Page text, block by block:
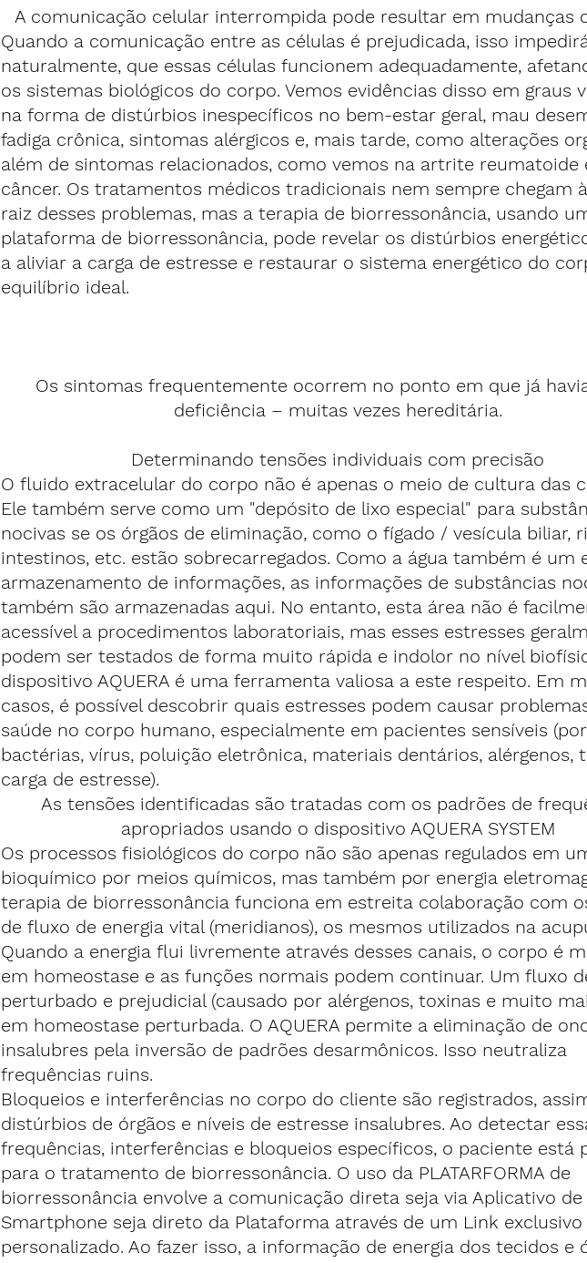
A comunicação celular interrompida pode resultar em mudanças
Quando a comunicação entre as células é prejudicada, isso
naturalmente, que essas células funcionem adequadamente,
os sistemas biológicos do corpo. Vemos evidências disso em graus
na forma de distúrbios inespecíficos no bem-estar geral, mau
fadiga crônica, sintomas alérgicos e, mais tarde, como alterações
além de sintomas relacionados, como vemos na artrite reumatoide
câncer. Os tratamentos médicos tradicionais nem sempre chegam
raiz desses problemas, mas a terapia de biorressonância, usando
plataforma de biorressonância, pode revelar os distúrbios
a aliviar a carga de estresse e restaurar o sistema energético do
equilíbrio ideal.
Os sintomas frequentemente ocorrem no ponto em que já
deficiência – muitas vezes hereditária.
Determinando tensões individuais com precisão
O fluido extracelular do corpo não é apenas o meio de cultura das
Ele também serve como um "depósito de lixo especial" para
nocivas se os órgãos de eliminação, como o fígado / vesícula biliar,
intestinos, etc. estão sobrecarregados. Como a água também é um
armazenamento de informações, as informações de substâncias
também são armazenadas aqui. No entanto, esta área não é
acessível a procedimentos laboratoriais, mas esses estresses
podem ser testados de forma muito rápida e indolor no nível
dispositivo AQUERA é uma ferramenta valiosa a este respeito. Em
casos, é possível descobrir quais estresses podem causar
saúde no corpo humano, especialmente em pacientes sensíveis
bactérias, vírus, poluição eletrônica, materiais dentários, alérgenos,
carga de estresse).
As tensões identificadas são tratadas com os padrões de
apropriados usando o dispositivo AQUERA SYSTEM
Os processos fisiológicos do corpo não são apenas regulados em
bioquímico por meios químicos, mas também por energia
terapia de biorressonância funciona em estreita colaboração com
de fluxo de energia vital (meridianos), os mesmos utilizados na
Quando a energia flui livremente através desses canais, o corpo é
em homeostase e as funções normais podem continuar. Um fluxo
perturbado e prejudicial (causado por alérgenos, toxinas e muito
em homeostase perturbada. O AQUERA permite a eliminação de
insalubres pela inversão de padrões desarmônicos. Isso neutraliza
frequências ruins.
Bloqueios e interferências no corpo do cliente são registrados,
distúrbios de órgãos e níveis de estresse insalubres. Ao detectar
frequências, interferências e bloqueios específicos, o paciente está
para o tratamento de biorressonância. O uso da PLATARFORMA de
biorressonância envolve a comunicação direta seja via Aplicativo de
Smartphone seja direto da Plataforma através de um Link exclusivo
personalizado. Ao fazer isso, a informação de energia dos tecidos e